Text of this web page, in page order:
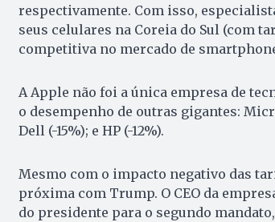
respectivamente. Com isso,
seus celulares na Coreia do Sul (com
competitiva no mercado de
A Apple não foi a única empresa de
o desempenho de outras gigantes:
Dell (-15%); e HP (-12%).
Mesmo com o impacto negativo das
próxima com Trump. O CEO da
do presidente para o segundo